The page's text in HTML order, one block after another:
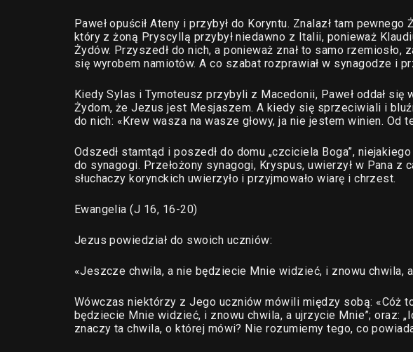
Paweł opuścił Ateny i przybył do Koryntu. Znalazł tam
który z żoną Pryscyllą przybył niedawno z Italii, ponieważ
Żydów. Przyszedł do nich, a ponieważ znał to samo rzemiosło,
się wyrobem namiotów. A co szabat rozprawiał w synagodze i
Kiedy Sylas i Tymoteusz przybyli z Macedonii, Paweł oddał się
Żydom, że Jezus jest Mesjaszem. A kiedy się sprzeciwiali i
do nich: «Krew wasza na wasze głowy, ja nie jestem winien. Od
Odszedł stamtąd i poszedł do domu „czciciela Boga”,
do synagogi. Przełożony synagogi, Kryspus, uwierzył w Pana z
słuchaczy korynckich uwierzyło i przyjmowało wiarę i chrzest.
Ewangelia (J 16, 16-20)
Jezus powiedział do swoich uczniów:
«Jeszcze chwila, a nie będziecie Mnie widzieć, i znowu chwila,
Wówczas niektórzy z Jego uczniów mówili między sobą: «Cóż
będziecie Mnie widzieć, i znowu chwila, a ujrzycie Mnie”; oraz:
znaczy ta chwila, o której mówi? Nie rozumiemy tego, co